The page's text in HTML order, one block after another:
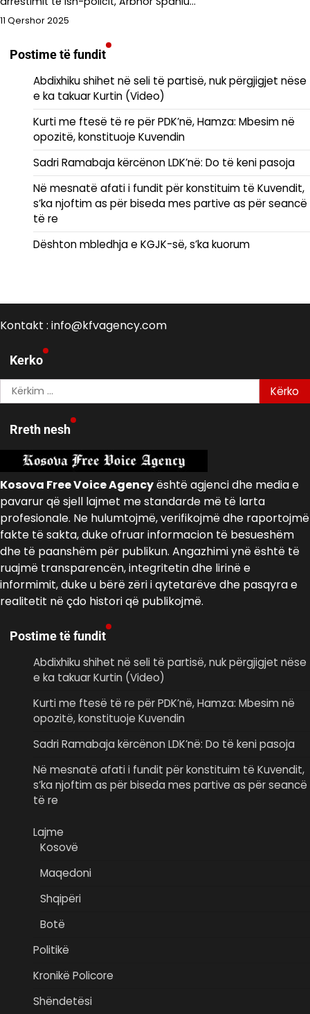
11 Qershor 2025
Postime të fundit
Abdixhiku shihet në seli të partisë, nuk përgjigjet nëse
e ka takuar Kurtin (Video)
Kurti me ftesë të re për PDK’në, Hamza: Mbesim në
opozitë, konstituoje Kuvendin
Sadri Ramabaja kërcënon LDK’në: Do të keni pasoja
Në mesnatë afati i fundit për konstituim të Kuvendit,
s’ka njoftim as për biseda mes partive as për seancë
të re
Dështon mbledhja e KGJK-së, s’ka kuorum
Kontakt : info@kfvagency.com
Kerko
Kërko
për:
Rreth nesh
Kosova Free Voice Agencyështë agjenci dhe media e
pavarur që sjell lajmet me standarde më të larta
profesionale. Ne hulumtojmë, verifikojmë dhe raportojmë
fakte të sakta, duke ofruar informacion të besueshëm
dhe të paanshëm për publikun. Angazhimi ynë është të
ruajmë transparencën, integritetin dhe lirinë e
informimit, duke u bërë zëri i qytetarëve dhe pasqyra e
realitetit në çdo histori që publikojmë.
Postime të fundit
Abdixhiku shihet në seli të partisë, nuk përgjigjet nëse
e ka takuar Kurtin (Video)
Kurti me ftesë të re për PDK’në, Hamza: Mbesim në
opozitë, konstituoje Kuvendin
Sadri Ramabaja kërcënon LDK’në: Do të keni pasoja
Në mesnatë afati i fundit për konstituim të Kuvendit,
s’ka njoftim as për biseda mes partive as për seancë
të re
Lajme
Kosovë
Maqedoni
Shqipëri
Botë
Politikë
Kronikë Policore
Shëndetësi